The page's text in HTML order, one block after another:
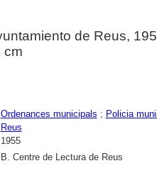
de Reus,
cm
Ordenances municipals ; Policia
Reus
1955
B. Centre de Lectura de Reus